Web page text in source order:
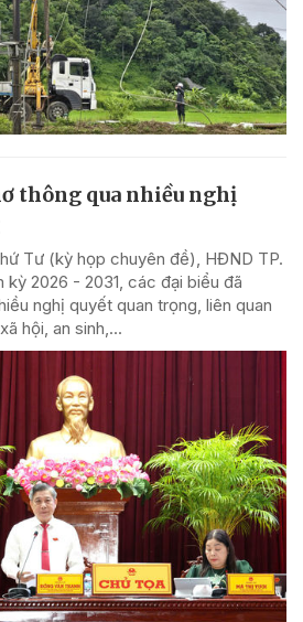
thông qua nhiều nghị
Tư (kỳ họp chuyên đề), HĐND TP.
kỳ 2026 - 2031, các đại biểu đã
nghị quyết quan trọng, liên quan
hội, an sinh,...